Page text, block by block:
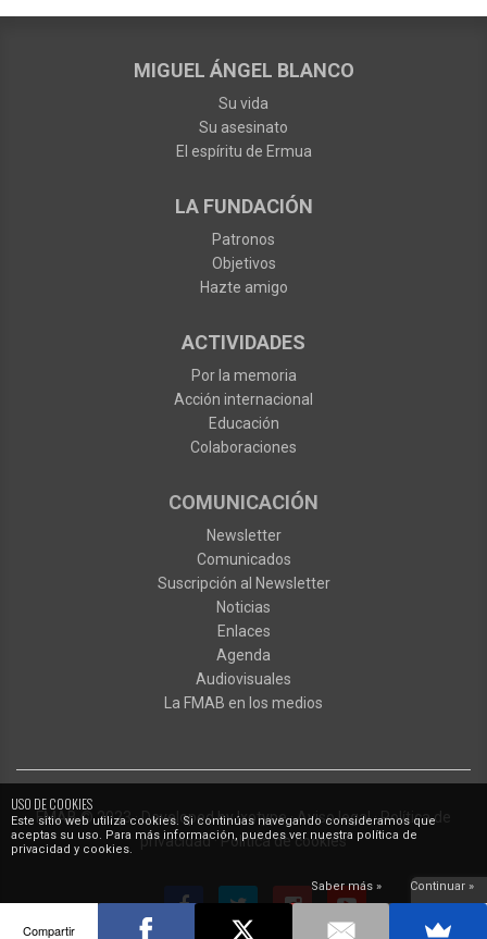
USO DE COOKIES
Este sitio web utiliza cookies. Si continúas navegando consideramos que
aceptas su uso. Para más información, puedes ver nuestra política de
privacidad y cookies.
Saber más » Continuar »
MIGUEL ÁNGEL BLANCO
Su vida
Su asesinato
El espíritu de Ermua
LA FUNDACIÓN
Patronos
Objetivos
Hazte amigo
ACTIVIDADES
Por la memoria
Acción internacional
Educación
Colaboraciones
COMUNICACIÓN
Newsletter
Comunicados
Suscripción al Newsletter
Noticias
Enlaces
Agenda
Audiovisuales
La FMAB en los medios
FMAB© 2023·Developed byIxotype·Aviso legal·Política de
privacidad·Política de cookies
Compartir